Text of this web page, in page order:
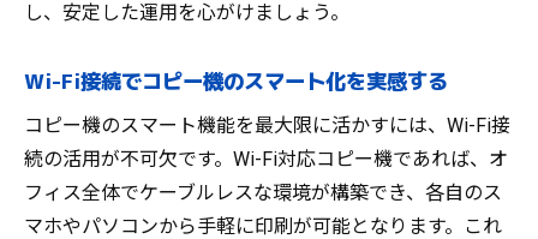
し、安定した運用を心がけましょう。
Wi-Fi接続でコピー機のスマート化を実感する
コピー機のスマート機能を最大限に活かすには、Wi-Fi接
続の活用が不可欠です。Wi-Fi対応コピー機であれば、オ
フィス全体でケーブルレスな環境が構築でき、各自のス
マホやパソコンから手軽に印刷が可能となります。これ